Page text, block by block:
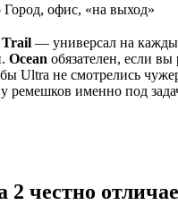
Город, офис, «на выход»
Trail — универсал на
Ocean обязателен, если
Ultra не смотрелись
ремешков именно под
честно